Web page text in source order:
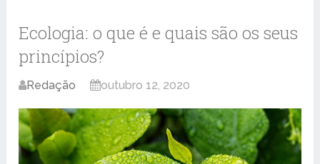
Ecologia: o que é e quais são os seus
princípios?
Redação outubro 12, 2020